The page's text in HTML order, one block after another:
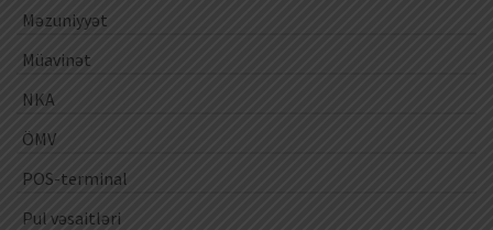
Məzuniyyət
Müavinət
NKA
ÖMV
POS-terminal
Pul vəsaitləri